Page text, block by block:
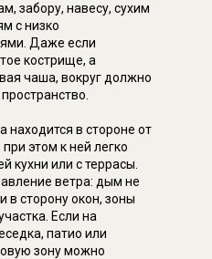
забору, навесу, сухим
с низко
Даже если
кострище, а
чаша, вокруг должно
в стороне от
этом к ней легко
кухни или с террасы.
ветра: дым не
в сторону окон, зоны
Если на
патио или
зону можно